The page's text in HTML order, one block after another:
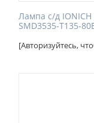
Лампа с/д
SMD3535-Т135-
[Авторизуйтесь,